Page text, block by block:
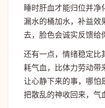
睡时肝血才能归位并净
漏水的桶加水，补益效
去，脸色会诚实反馈给
还有一点，情绪稳定比
耗气血，比体力劳动带
让心静下来的事，哪怕
把散乱的神收回来，气